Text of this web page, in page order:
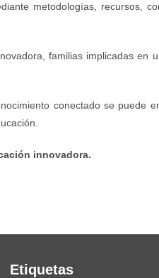
metodologías, recursos,
familias implicadas
conectado se puede
innovadora.
Etiquetas